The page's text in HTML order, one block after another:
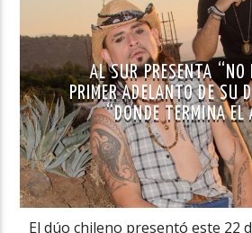
AL SUR PRESENTA “NO
PRIMER ADELANTO DE SU
“DONDE TERMINA EL
El dúo chileno presentó este 22